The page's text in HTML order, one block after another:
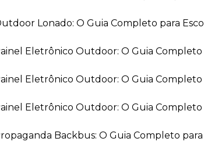
Outdoor Lonado: O Guia Completo para
Painel Eletrônico Outdoor: O Guia
Painel Eletrônico Outdoor: O Guia
Painel Eletrônico Outdoor: O Guia
Propaganda Backbus: O Guia Completo